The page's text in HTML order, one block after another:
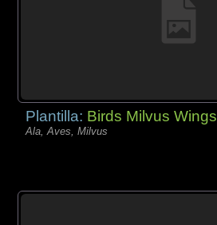
Plantilla: Birds Milvus Wings
Ala, Aves, Milvus